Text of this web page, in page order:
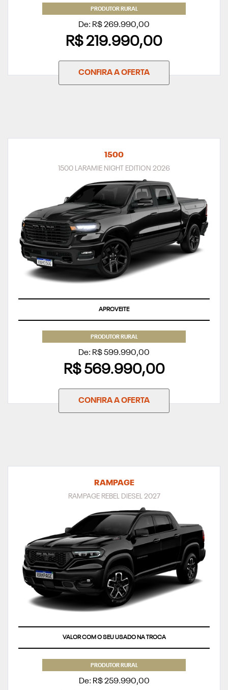
PRODUTOR RURAL
De: R$ 269.990,00
R$ 219.990,00
CONFIRA A OFERTA
1500
1500 LARAMIE NIGHT EDITION 2026
APROVEITE
PRODUTOR RURAL
De: R$ 599.990,00
R$ 569.990,00
CONFIRA A OFERTA
RAMPAGE
RAMPAGE REBEL DIESEL 2027
VALOR COM O SEU USADO NA TROCA
PRODUTOR RURAL
De: R$ 259.990,00